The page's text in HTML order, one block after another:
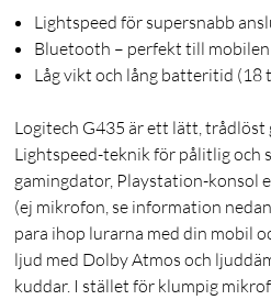
Lightspeed för supersnabb
Bluetooth – perfekt till mobilen
Låg vikt och lång batteritid (18
Logitech G435 är ett lätt, trådlöst
Lightspeed-teknik för pålitlig och
gamingdator, Playstation-konsol
(ej mikrofon, se information
para ihop lurarna med din mobil
ljud med Dolby Atmos och
kuddar. I stället för klumpig